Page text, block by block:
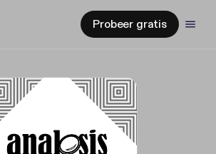
Probeer gratis